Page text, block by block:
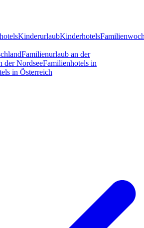
KinderurlaubKinderhotels
Familienurlaub an der
der NordseeFamilienhotels in
in Österreich